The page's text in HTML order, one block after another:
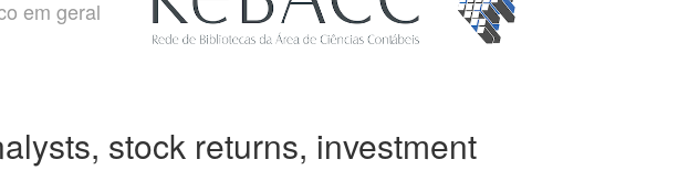
em geral
stock returns, investment